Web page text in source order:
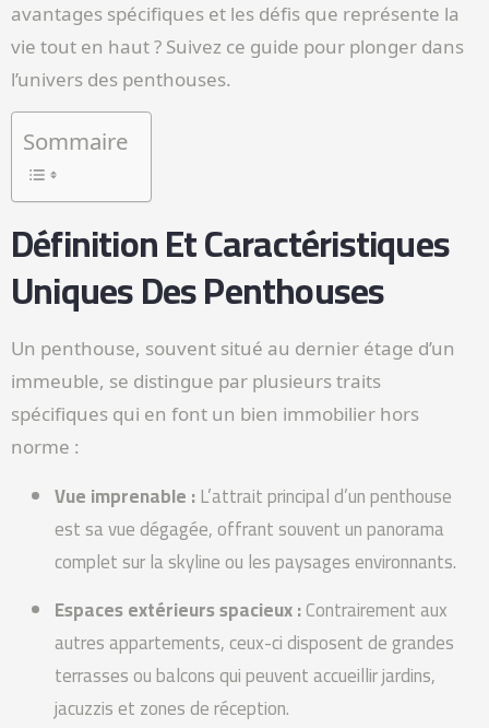
avantages spécifiques et les défis que représente la
vie tout en haut ? Suivez ce guide pour plonger dans
l’univers des penthouses.
Sommaire
Définition Et Caractéristiques
Uniques Des Penthouses
Un penthouse, souvent situé au dernier étage d’un
immeuble, se distingue par plusieurs traits
spécifiques qui en font un bien immobilier hors
norme :
Vue imprenable :L’attrait principal d’un penthouse
est sa vue dégagée, offrant souvent un panorama
complet sur la skyline ou les paysages environnants.
Espaces extérieurs spacieux :Contrairement aux
autres appartements, ceux-ci disposent de grandes
terrasses ou balcons qui peuvent accueillir jardins,
jacuzzis et zones de réception.